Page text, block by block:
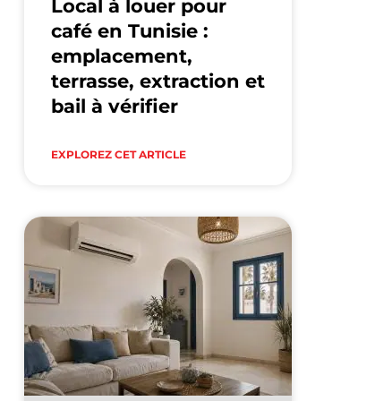
Local à louer pour
café en Tunisie :
emplacement,
terrasse, extraction et
bail à vérifier
EXPLOREZ CET ARTICLE